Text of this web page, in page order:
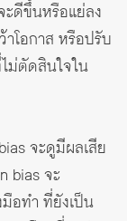
ะดีขึ้นหรือแย่ลง
โอกาส หรือปรับ
ม่ตัดสินใจใน
จะดูมีผลเสีย
bias จะ
อทำ ที่ยังเป็น